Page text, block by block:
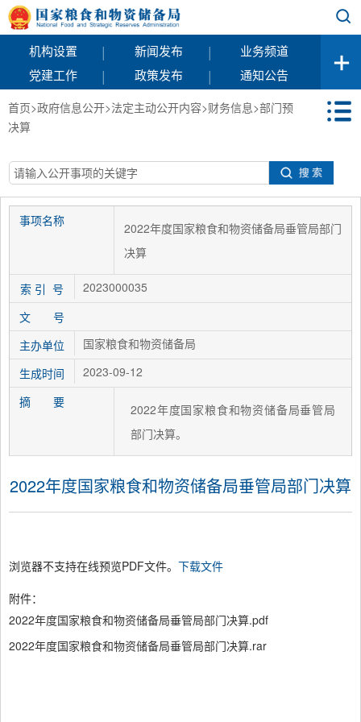
机构设置 | 新闻发布 |
业务频道
党建工作
| 政策发布 | 通知公告
首页>政府信息公开>法定主动公开内容>财务信息>部门预
决算
事项名称
2022年度国家粮食和物资储备局垂管局部门
决算
索 引 号
2023000035
文 号
主办单位
国家粮食和物资储备局
生成时间
2023-09-12
摘 要
2022年度国家粮食和物资储备局垂管局
部门决算。
2022年度国家粮食和物资储备局垂管局部门决算
浏览器不支持在线预览PDF文件。 下载文件
附件：
2022年度国家粮食和物资储备局垂管局部门决算.pdf
2022年度国家粮食和物资储备局垂管局部门决算.rar